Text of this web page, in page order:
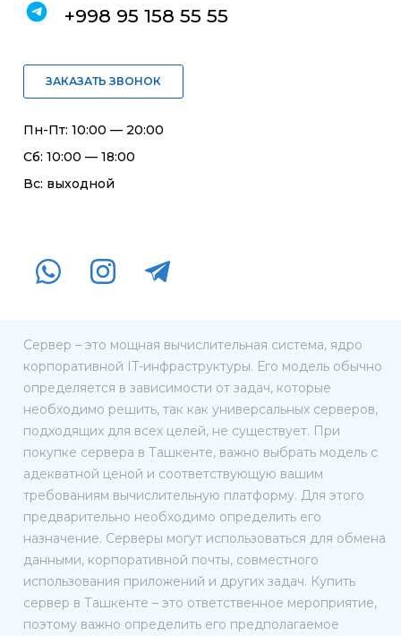
+998 95 158 55 55
ЗАКАЗАТЬ ЗВОНОК
Пн-Пт: 10:00 — 20:00
Сб: 10:00 — 18:00
Вс: выходной
Сервер – это мощная вычислительная система, ядро
корпоративной IT-инфраструктуры. Его модель обычно
определяется в зависимости от задач, которые
необходимо решить, так как универсальных серверов,
подходящих для всех целей, не существует. При
покупке сервера в Ташкенте, важно выбрать модель с
адекватной ценой и соответствующую вашим
требованиям вычислительную платформу. Для этого
предварительно необходимо определить его
назначение. Серверы могут использоваться для обмена
данными, корпоративной почты, совместного
использования приложений и других задач. Купить
сервер в Ташкенте – это ответственное мероприятие,
поэтому важно определить его предполагаемое